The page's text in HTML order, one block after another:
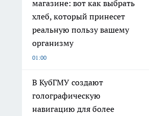
магазине: вот как выбрать
хлеб, который принесет
реальную пользу вашему
организму
01:00
В КубГМУ создают
голографическую
навигацию для более